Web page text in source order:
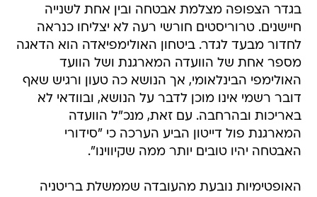
בגדר הצפופה מצלמת אבטחה ובין אחת לשנייה
חיישנים. טרוריסטים חורשי רעה לא יצליחו כנראה
לחדור מבעד לגדר. ביטחון האולימפיאדה הוא הדאגה
מספר אחת של הוועדה המארגנת ושל הוועד
האולימפי הבינלאומי, אך הנושא כה טעון ורגיש שאף
דובר רשמי אינו מוכן לדבר על הנושא, ובוודאי לא
באריכות ובהרחבה. עם זאת, מנכ"ל הוועדה
המארגנת פול דייטון הביע הערכה כי "סידורי
האבטחה יהיו טובים יותר ממה שקיווינו".
האופטימיות נובעת מהעובדה שממשלת בריטניה